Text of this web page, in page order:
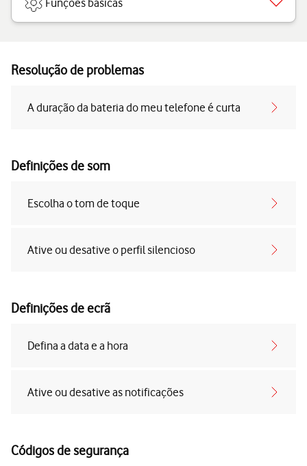
Funções básicas
Resolução de problemas
A duração da bateria do meu telefone é curta
Definições de som
Escolha o tom de toque
Ative ou desative o perfil silencioso
Definições de ecrã
Defina a data e a hora
Ative ou desative as notificações
Códigos de segurança